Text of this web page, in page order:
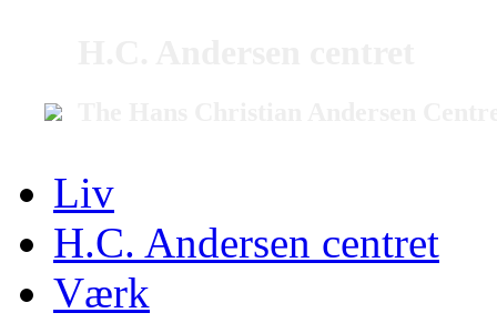
Liv
H.C. Andersen centret
Værk